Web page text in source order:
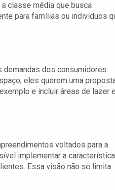
classe média que busca
para famílias ou indivíduos
demandas dos consumidores.
eles querem uma
e incluir áreas de lazer
voltados para a
implementar a característica
Essa visão não se limita